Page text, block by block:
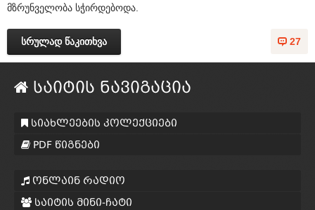
მზრუნველობა სჭირდებოდა.
27
სრულად წაკითხვა
საიტის ნავიგაცია
სიახლეების კოლექციები
PDF წიგნები
ონლაინ რადიო
საიტის მინი-ჩატი